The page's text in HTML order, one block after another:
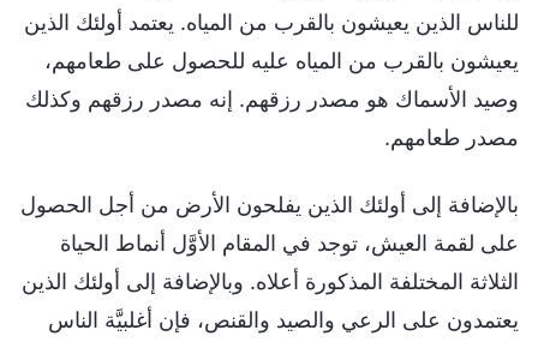
للناس الذين يعيشون بالقرب من المياه. يعتمد أولئك الذين
يعيشون بالقرب من المياه عليه للحصول على طعامهم،
وصيد الأسماك هو مصدر رزقهم. إنه مصدر رزقهم وكذلك
مصدر طعامهم.
بالإضافة إلى أولئك الذين يفلحون الأرض من أجل الحصول
على لقمة العيش، توجد في المقام الأوَّل أنماط الحياة
الثلاثة المختلفة المذكورة أعلاه. وبالإضافة إلى أولئك الذين
يعتمدون على الرعي والصيد والقنص، فإن أغلبيَّة الناس